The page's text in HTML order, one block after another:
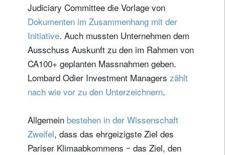
Judiciary Committee die Vorlage von
Dokumenten im Zusammenhang mit der
Initiative. Auch mussten Unternehmen dem
Ausschuss Auskunft zu den im Rahmen von
CA100+ geplanten Massnahmen geben.
Lombard Odier Investment Managers zählt
nach wie vor zu den Unterzeichnern.
Allgemein bestehen in der Wissenschaft
Zweifel, dass das ehrgeizigste Ziel des
Pariser Klimaabkommens ‒ das Ziel, den